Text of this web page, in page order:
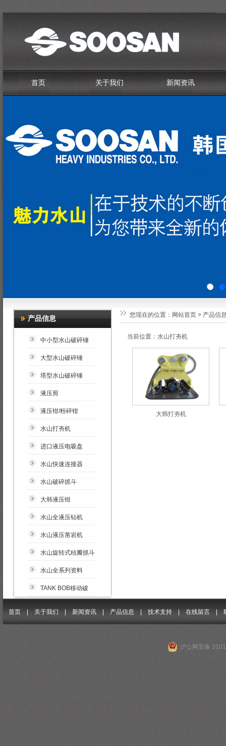
首页 关于我们 新闻资讯
产品信息
中小型水山破碎锤
大型水山破碎锤
塔型水山破碎锤
液压剪
液压钳/粉碎钳
水山打夯机
进口液压电吸盘
水山快速连接器
水山破碎抓斗
大韩液压钳
水山全液压钻机
水山液压凿岩机
水山旋转式桔瓣抓斗
水山全系列资料
TANK BOB移动破
您现在的位置： 网站首页 > 产品信
当前位置：水山打夯机
大韩打夯机
首页 |关于我们 |新闻资讯 | 产品信息| 技术支持|在线留言 |
沪公网安备